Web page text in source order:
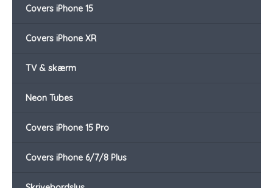
Covers iPhone 15
Covers iPhone XR
TV & skærm
Neon Tubes
Covers iPhone 15 Pro
Covers iPhone 6/7/8 Plus